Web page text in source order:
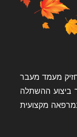
מעמד מעבר
ביצוע ההשתלה
מקצועית